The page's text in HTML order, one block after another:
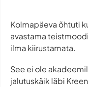
Kolmapäeva õhtuti
avastama
ilma kiirustamata.
See ei ole
jalutuskäik läbi